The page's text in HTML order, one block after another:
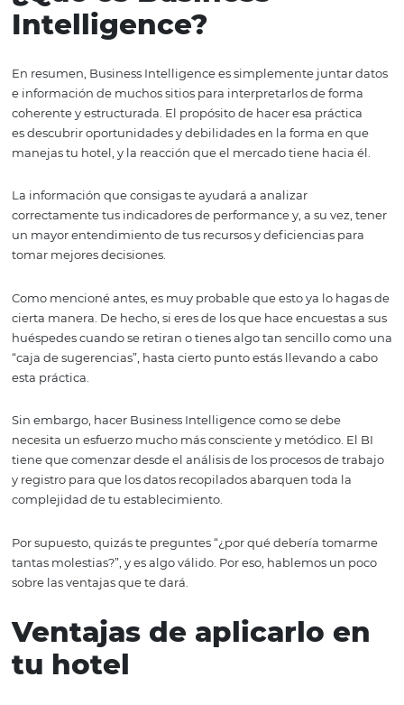
cambiar radicalmente la forma en la que manejas tu
ayudarte a obtener mejores resultados y ahorrar más
Pero antes de entrar más a fondo en el tema, vamos a
la definición de Business Intelligence.
¿Qué es Business
Intelligence?
e información de muchos sitios para interpretarlos de
coherente y estructurada. El propósito de hacer esa
es descubrir oportunidades y debilidades en la forma
manejas tu hotel, y la reacción que el mercado tiene
La información que consigas te ayudará a analizar
correctamente tus indicadores de performance y, a su
un mayor entendimiento de tus recursos y deficiencias
tomar mejores decisiones.
Como mencioné antes, es muy probable que esto ya lo
cierta manera. De hecho, si eres de los que hace
“caja de sugerencias”, hasta cierto punto estás llevando
esta práctica.